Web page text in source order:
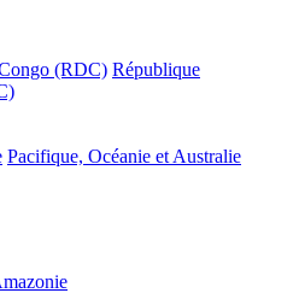
(RDC) République
Pacifique, Océanie et Australie